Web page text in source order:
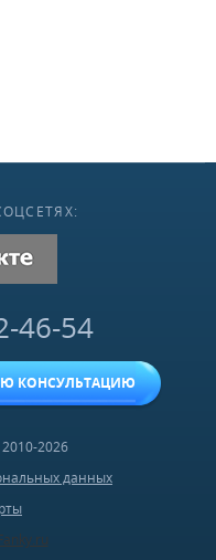
46-54
КОНСУЛЬТАЦИЮ
2026
данных